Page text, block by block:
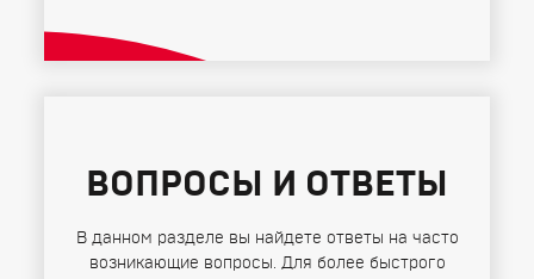
ВОПРОСЫ И ОТВЕТЫ
В данном разделе вы найдете ответы на часто
возникающие вопросы. Для более быстрого